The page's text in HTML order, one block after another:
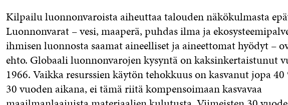
Kilpailu luonnonvaroista aiheuttaa talouden näkökulmasta
Luonnonvarat – vesi, maaperä, puhdas ilma ja
ihmisen luonnosta saamat aineelliset ja aineettomat hyödyt –
ehto. Globaali luonnonvarojen kysyntä on kaksinkertaistunut
1966. Vaikka resurssien käytön tehokkuus on kasvanut jopa
30 vuoden aikana, ei tämä riitä kompensoimaan kasvavaa